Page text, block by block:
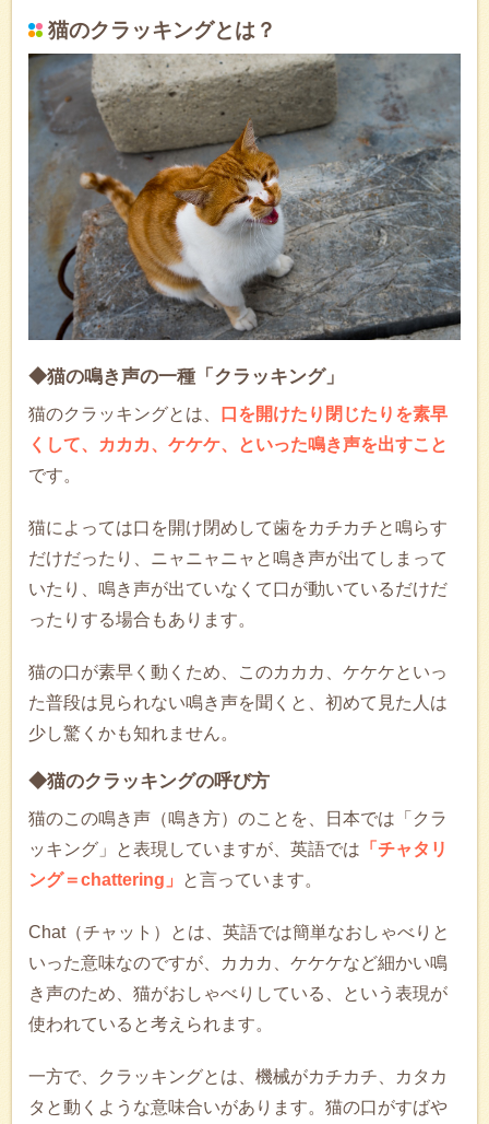
猫のクラッキングとは？
◆猫の鳴き声の一種「クラッキング」
猫のクラッキングとは、
口を開けたり閉じたりを素早
くして、カカカ、ケケケ、といった鳴き声を出すこと
です。
猫によっては口を開け閉めして歯をカチカチと鳴らす
だけだったり、ニャニャニャと鳴き声が出てしまって
いたり、鳴き声が出ていなくて口が動いているだけだ
ったりする場合もあります。
猫の口が素早く動くため、このカカカ、ケケケといっ
た普段は見られない鳴き声を聞くと、初めて見た人は
少し驚くかも知れません。
◆猫のクラッキングの呼び方
猫のこの鳴き声（鳴き方）のことを、日本では「クラ
ッキング」と表現していますが、英語では 「チャタリ
ング＝chattering」
と言っています。
Chat（チャット）とは、英語では簡単なおしゃべりと
いった意味なのですが、カカカ、ケケケなど細かい鳴
き声のため、猫がおしゃべりしている、という表現が
使われていると考えられます。
一方で、クラッキングとは、機械がカチカチ、カタカ
タと動くような意味合いがあります。猫の口がすばや